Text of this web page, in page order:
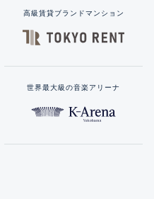
高級賃貸ブランドマンション
世界最大級の音楽アリーナ